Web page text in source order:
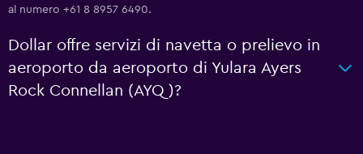
al numero +61 8 8957 6490.
Dollar offre servizi di navetta o prelievo in
aeroporto da aeroporto di Yulara Ayers
Rock Connellan (AYQ)?